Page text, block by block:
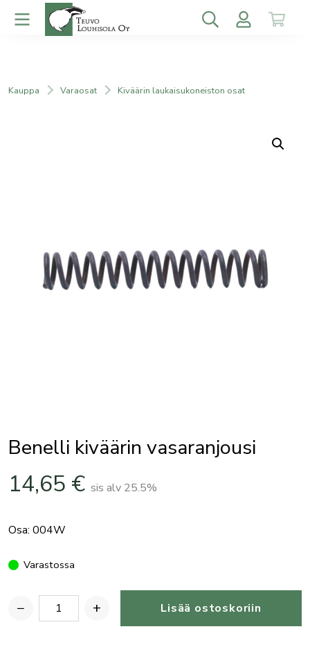
Kauppa Varaosat Kiväärin laukaisukoneiston osat
Benelli kiväärin vasaranjousi
14,65 € sis alv 25.5%
Osa: 004W
Varastossa
−
Benelli
+ Lisää ostoskoriin